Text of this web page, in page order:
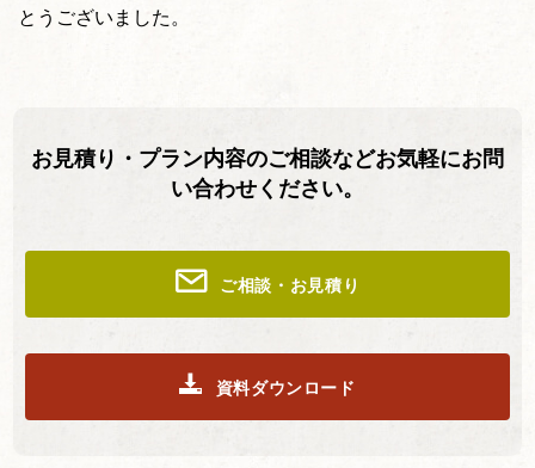
とうございました。
お見積り・プラン内容のご相談などお気軽にお問
い合わせください。
ご相談・お見積り
資料ダウンロード